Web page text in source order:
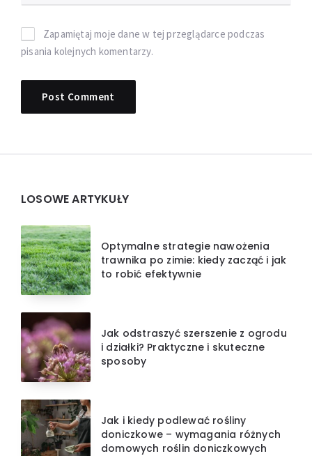
Zapamiętaj moje dane w tej przeglądarce podczas
pisania kolejnych komentarzy.
Widgets
LOSOWE ARTYKUŁY
Optymalne strategie nawożenia
trawnika po zimie: kiedy zacząć i jak
to robić efektywnie
Jak odstraszyć szerszenie z ogrodu
i działki? Praktyczne i skuteczne
sposoby
Jak i kiedy podlewać rośliny
doniczkowe – wymagania różnych
domowych roślin doniczkowych